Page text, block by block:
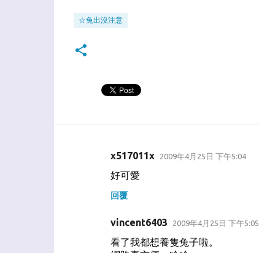
☆兔出沒注意
x517011x 2009年4月25日 下午5:04
好可愛
回覆
vincent6403 2009年4月25日 下午5:05
看了我都想養隻兔子啦。